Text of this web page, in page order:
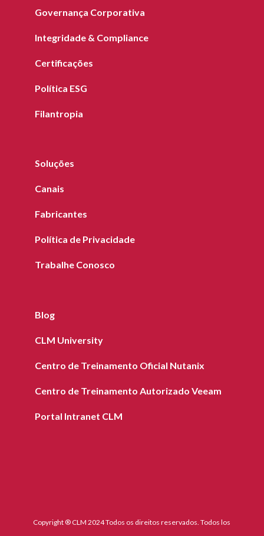
Governança Corporativa
Integridade & Compliance
Certificações
Política ESG
Filantropia
Soluções
Canais
Fabricantes
Política de Privacidade
Trabalhe Conosco
Blog
CLM University
Centro de Treinamento Oficial Nutanix
Centro de Treinamento Autorizado Veeam
Portal Intranet CLM
Copyright ® CLM 2024 Todos os direitos reservados. Todos los